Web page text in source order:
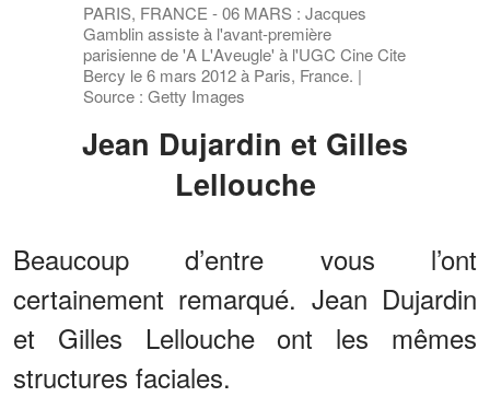
PARIS, FRANCE - 06 MARS : Jacques
Gamblin assiste à l'avant-première
parisienne de 'A L'Aveugle' à l'UGC Cine Cite
Bercy le 6 mars 2012 à Paris, France. |
Source : Getty Images
Jean Dujardin et Gilles
Lellouche
Beaucoup d’entre vous l’ont
certainement remarqué. Jean Dujardin
et Gilles Lellouche ont les mêmes
structures faciales.